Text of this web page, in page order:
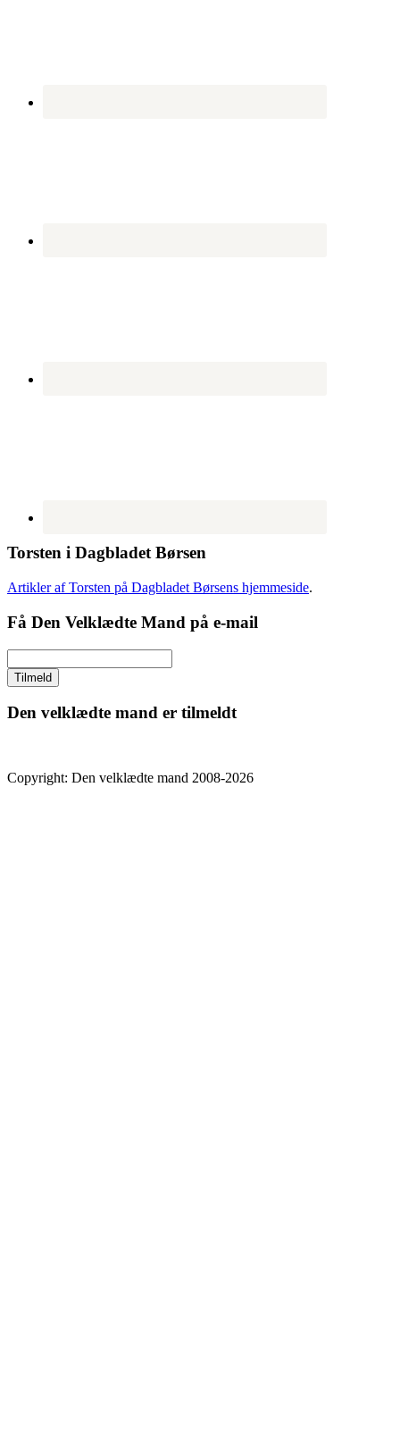
Torsten i Dagbladet Børsen
Artikler af Torsten på Dagbladet Børsens hjemmeside.
Få Den Velklædte Mand på e-mail
Den velklædte mand er tilmeldt
Copyright: Den velklædte mand 2008-2026